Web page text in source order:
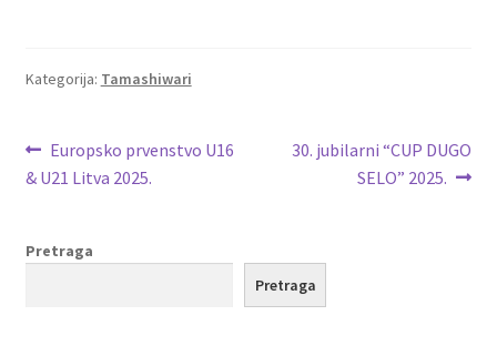
Kategorija: Tamashiwari
Navigacija
objava
Prethodna
objava:
Europsko prvenstvo U16
& U21 Litva 2025.
Sljedeća
30. jubilarni “CUP DUGO
SELO” 2025.
Pretraga
Pretraga